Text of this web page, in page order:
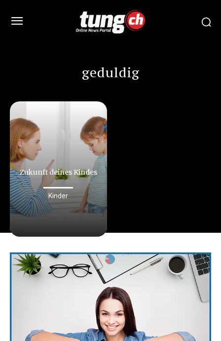
geduldig
Zukunft deines Kindes
Kinder